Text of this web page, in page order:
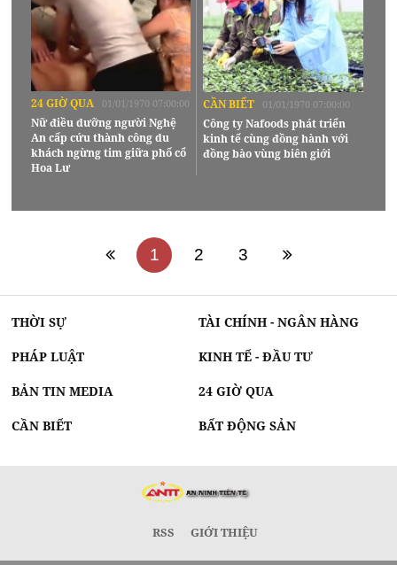
24 GIỜ QUA 01/01/1970 07:00:00
Nữ điều dưỡng người Nghệ
An cấp cứu thành công du
khách ngừng tim giữa phố cổ
Hoa Lư
CẦN BIẾT 01/01/1970 07:00:00
Công ty Nafoods phát triển
kinh tế cùng đồng hành với
đồng bào vùng biên giới
1 2 3
THỜI SỰ TÀI CHÍNH - NGÂN HÀNG
PHÁP LUẬT KINH TẾ - ĐẦU TƯ
BẢN TIN MEDIA 24 GIỜ QUA
CẦN BIẾT BẤT ĐỘNG SẢN
RSS GIỚI THIỆU